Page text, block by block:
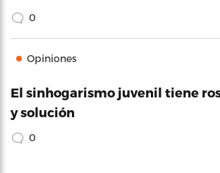
0
Opiniones
El sinhogarismo juvenil tiene
y solución
0